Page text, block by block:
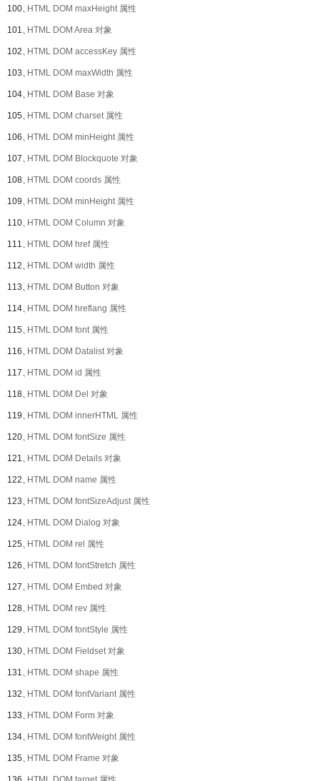
100、HTML DOM maxHeight 属性
101、HTML DOM Area 对象
102、HTML DOM accessKey 属性
103、HTML DOM maxWidth 属性
104、HTML DOM Base 对象
105、HTML DOM charset 属性
106、HTML DOM minHeight 属性
107、HTML DOM Blockquote 对象
108、HTML DOM coords 属性
109、HTML DOM minHeight 属性
110、HTML DOM Column 对象
111、HTML DOM href 属性
112、HTML DOM width 属性
113、HTML DOM Button 对象
114、HTML DOM hreflang 属性
115、HTML DOM font 属性
116、HTML DOM Datalist 对象
117、HTML DOM id 属性
118、HTML DOM Del 对象
119、HTML DOM innerHTML 属性
120、HTML DOM fontSize 属性
121、HTML DOM Details 对象
122、HTML DOM name 属性
123、HTML DOM fontSizeAdjust 属性
124、HTML DOM Dialog 对象
125、HTML DOM rel 属性
126、HTML DOM fontStretch 属性
127、HTML DOM Embed 对象
128、HTML DOM rev 属性
129、HTML DOM fontStyle 属性
130、HTML DOM Fieldset 对象
131、HTML DOM shape 属性
132、HTML DOM fontVariant 属性
133、HTML DOM Form 对象
134、HTML DOM fontWeight 属性
135、HTML DOM Frame 对象